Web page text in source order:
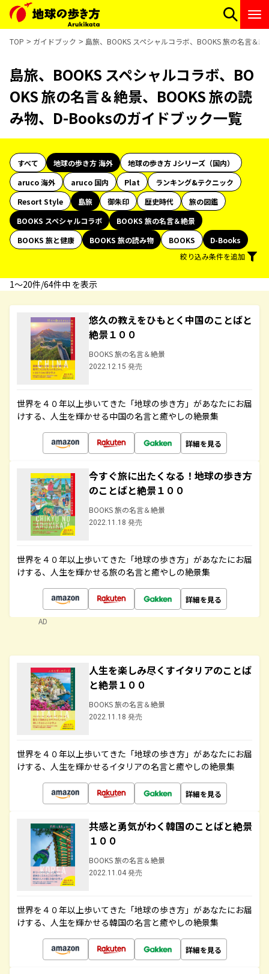
TOP ガイドブック 島旅、BOOKS スペシャルコラボ、BOOKS 旅の名言＆
島旅、BOOKS スペシャルコラボ、BO
OKS 旅の名言＆絶景、BOOKS 旅の読
み物、D-Booksのガイドブック一覧
すべて 地球の歩き方 海外
地球の歩き方 Jシリーズ（国内）
aruco 海外
aruco 国内 Plat
ランキング&テクニック
Resort Style
島旅 御朱印 歴史時代
旅の図鑑
BOOKS スペシャルコラボ
BOOKS 旅の名言＆絶景
BOOKS 旅と健康
BOOKS 旅の読み物 BOOKS
D-Books
絞り込み条件を追加
1〜20件/64件中 を表示
悠久の教えをひもとく中国のことばと
絶景１００
BOOKS 旅の名言＆絶景
2022.12.15 発売
世界を４０年以上歩いてきた「地球の歩き方」があなたにお届
けする、人生を輝かせる中国の名言と癒やしの絶景集
詳細を見る
今すぐ旅に出たくなる！地球の歩き方
のことばと絶景１００
BOOKS 旅の名言＆絶景
2022.11.18 発売
世界を４０年以上歩いてきた「地球の歩き方」があなたにお届
けする、人生を輝かせる旅の名言と癒やしの絶景集
詳細を見る
AD
人生を楽しみ尽くすイタリアのことば
と絶景１００
BOOKS 旅の名言＆絶景
2022.11.18 発売
世界を４０年以上歩いてきた「地球の歩き方」があなたにお届
けする、人生を輝かせるイタリアの名言と癒やしの絶景集
詳細を見る
共感と勇気がわく韓国のことばと絶景
１００
BOOKS 旅の名言＆絶景
2022.11.04 発売
世界を４０年以上歩いてきた「地球の歩き方」があなたにお届
けする、人生を輝かせる韓国の名言と癒やしの絶景集
詳細を見る